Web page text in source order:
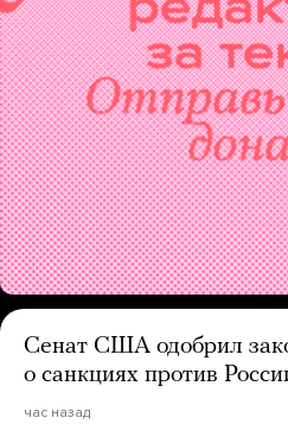
Сенат США одобрил
о санкциях против
час назад